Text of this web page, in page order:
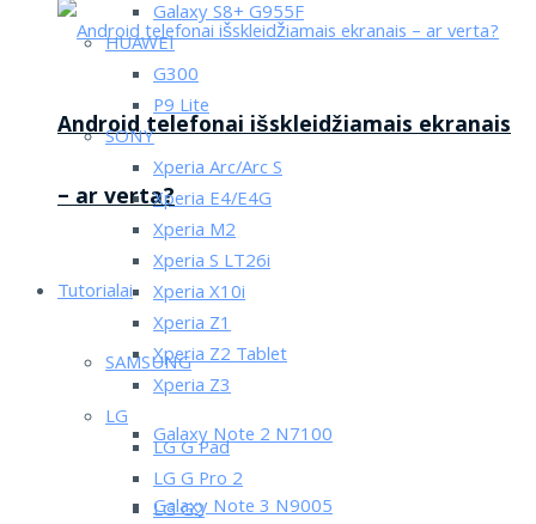
Android telefonai išskleidžiamais ekranais
– ar verta?
Tutorialai
SAMSUNG
Galaxy Note 2 N7100
Galaxy Note 3 N9005
Galaxy S8+ G955F
HUAWEI
G300
P9 Lite
SONY
Xperia Arc/Arc S
Xperia E4/E4G
Xperia M2
Xperia S LT26i
Xperia X10i
Xperia Z1
Xperia Z2 Tablet
Xperia Z3
LG
LG G Pad
LG G Pro 2
LG G2